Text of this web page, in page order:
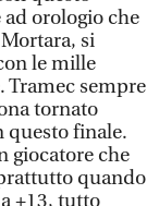
orologio che
si
le mille
sempre
tornato
questo finale.
giocatore che
quando
+13, tutto